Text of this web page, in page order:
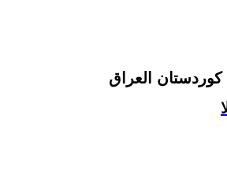
كوردستان العراق